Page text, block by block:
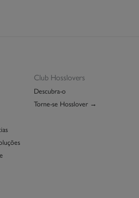
Club Hosslovers
Descubra-o
Torne-se Hosslover →